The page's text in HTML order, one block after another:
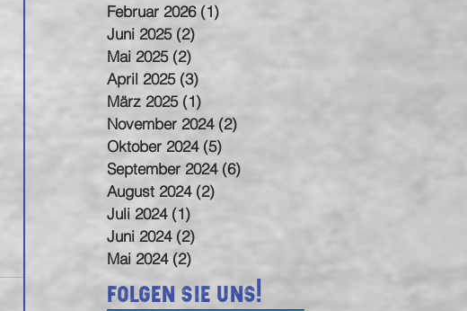
Februar 2026 (1)
Juni 2025 (2)
Mai 2025 (2)
April 2025 (3)
März 2025 (1)
November 2024 (2)
Oktober 2024 (5)
September 2024 (6)
August 2024 (2)
Juli 2024 (1)
Juni 2024 (2)
Mai 2024 (2)
Folgen Sie uns!